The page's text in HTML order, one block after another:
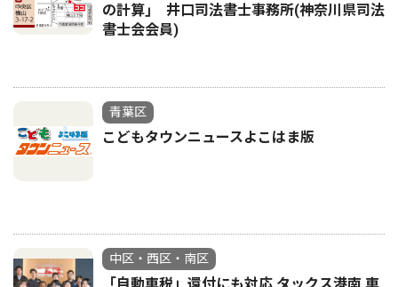
の計算｣ 井口司法書士事務所(神奈川県司法
書士会会員)
青葉区
こどもタウンニュースよこはま版
中区・西区・南区